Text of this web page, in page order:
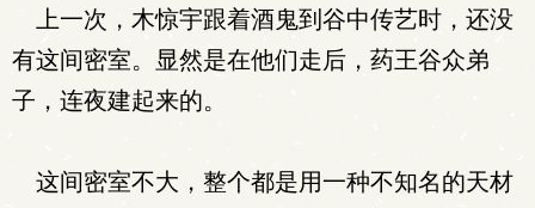
上一次，木惊宇跟着酒鬼到谷中传艺时，还没
有这间密室。显然是在他们走后，药王谷众弟
子，连夜建起来的。
这间密室不大，整个都是用一种不知名的天材